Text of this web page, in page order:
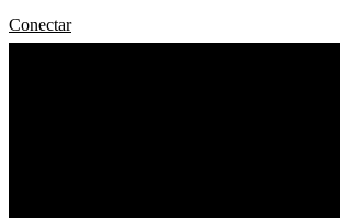
Conectar